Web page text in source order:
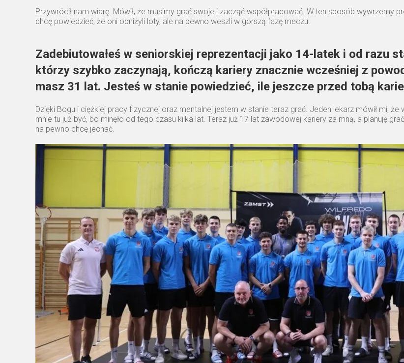
Przywrócił nam wiarę. Mówił, że musimy grać swoje i zacząć współpracować. W ten sposób wywrzemy
chcę powiedzieć, że oni obniżyli loty, ale na pewno weszli w gorszą fazę meczu.
Zadebiutowałeś w seniorskiej reprezentacji jako 14-latek i od razu
którzy szybko zaczynają, kończą kariery znacznie wcześniej z
masz 31 lat. Jesteś w stanie powiedzieć, ile jeszcze przed tobą
Dzięki Bogu i ciężkiej pracy fizycznej oraz mentalnej jestem w stanie teraz grać. Jeden lekarz mówił mi,
mnie tu już być, bo minęło od tego czasu kilka lat. Teraz już 17 lat zawodowej kariery za mną, a planuję
na pewno chcę jechać.